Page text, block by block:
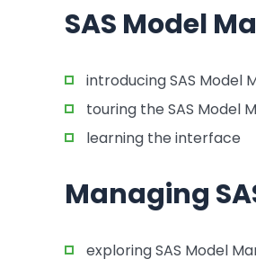
SAS Model
introducing SAS Model
touring the SAS Model
learning the interface
Managing
exploring SAS Model